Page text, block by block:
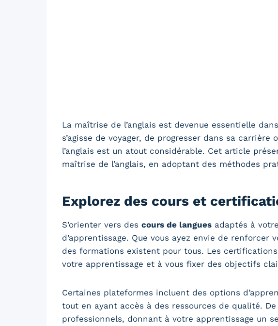
La maîtrise de l’anglais est devenue essentielle
s’agisse de voyager, de progresser dans sa
l’anglais est un atout considérable. Cet article
maîtrise de l’anglais, en adoptant des méthodes
Explorez des cours et
S’orienter vers des cours de langues adaptés à
d’apprentissage. Que vous ayez envie de
des formations existent pour tous. Les
votre apprentissage et à vous fixer des objectifs
Certaines plateformes incluent des options
tout en ayant accès à des ressources de qualité.
professionnels, donnant à votre apprentissage un